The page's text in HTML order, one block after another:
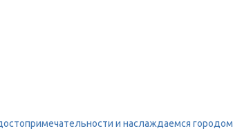
и наслаждаемся городом